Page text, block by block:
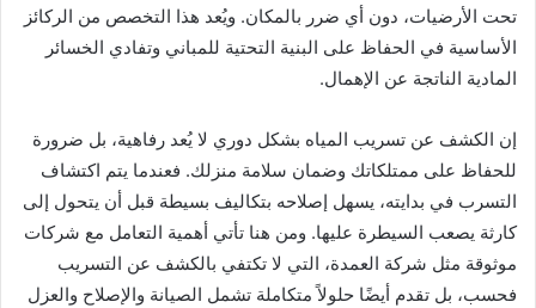
تحت الأرضيات، دون أي ضرر بالمكان. ويُعد هذا التخصص من الركائز
الأساسية في الحفاظ على البنية التحتية للمباني وتفادي الخسائر
المادية الناتجة عن الإهمال.
إن الكشف عن تسريب المياه بشكل دوري لا يُعد رفاهية، بل ضرورة
للحفاظ على ممتلكاتك وضمان سلامة منزلك. فعندما يتم اكتشاف
التسرب في بدايته، يسهل إصلاحه بتكاليف بسيطة قبل أن يتحول إلى
كارثة يصعب السيطرة عليها. ومن هنا تأتي أهمية التعامل مع شركات
موثوقة مثل شركة العمدة، التي لا تكتفي بالكشف عن التسريب
فحسب، بل تقدم أيضًا حلولاً متكاملة تشمل الصيانة والإصلاح والعزل